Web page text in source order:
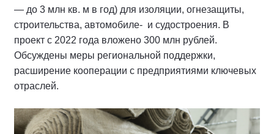
— до 3 млн кв. м в год) для изоляции, огнезащиты,
строительства, автомобиле- и судостроения. В
проект с 2022 года вложено 300 млн рублей.
Обсуждены меры региональной поддержки,
расширение кооперации с предприятиями ключевых
отраслей.